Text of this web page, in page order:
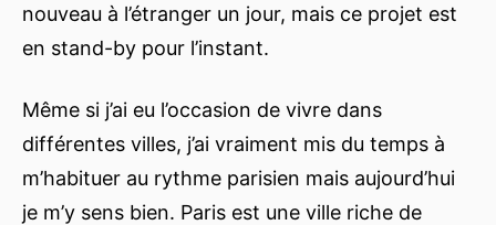
nouveau à l’étranger un jour, mais ce projet est
en stand-by pour l’instant.
Même si j’ai eu l’occasion de vivre dans
différentes villes, j’ai vraiment mis du temps à
m’habituer au rythme parisien mais aujourd’hui
je m’y sens bien. Paris est une ville riche de